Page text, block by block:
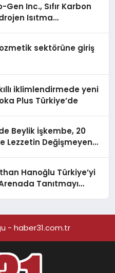
Gen Inc., Sıfır Karbon
Isıtma
sektörüne giriş
iklimlendirmede yeni
Plus Türkiye’de
Beylik İşkembe, 20
Lezzetin Değişmeyen
Hanoğlu Türkiye’yi
Tanıtmayı
- haber31.com.tr